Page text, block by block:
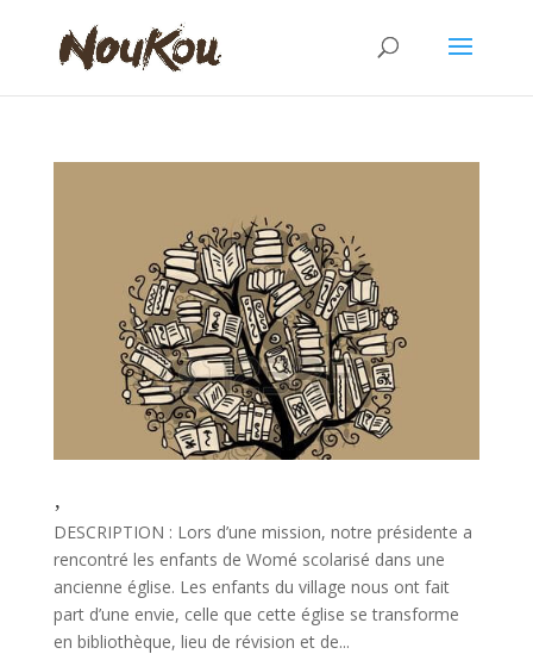
Réhabilitation d’une ancienne église en bibliothèque
DESCRIPTION : Lors d’une mission, notre présidente a
rencontré les enfants de Womé scolarisé dans une
ancienne église. Les enfants du village nous ont fait
part d’une envie, celle que cette église se transforme
en bibliothèque, lieu de révision et de...